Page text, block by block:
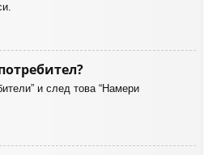
и след това “Намери